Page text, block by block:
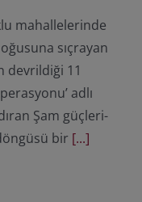
mahallelerinde
sıçrayan
devrildiği 11
adlı
Şam güçleri-
bir [...]